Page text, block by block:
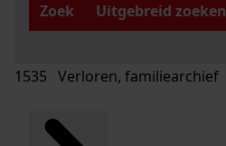
Zoek
Uitgebreid zoeken
1535 Verloren, familiearchief